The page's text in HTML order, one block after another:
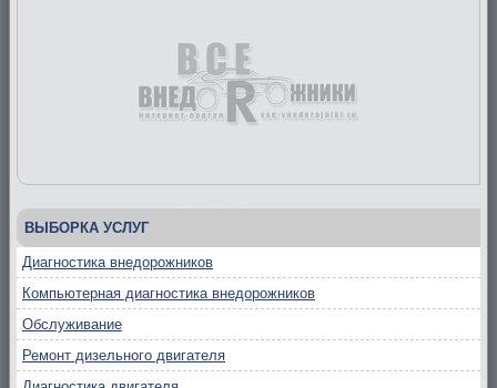
ВЫБОРКА УСЛУГ
Диагностика внедорожников
Компьютерная диагностика внедорожников
Обслуживание
Ремонт дизельного двигателя